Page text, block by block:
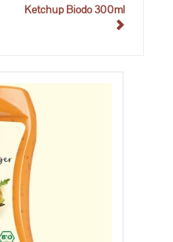
Ketchup Biodo 300ml